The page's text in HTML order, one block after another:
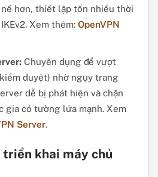
hơn, thiết lập tốn nhiều thời
Xem thêm: OpenVPN
Chuyên dụng để vượt
duyệt) nhờ ngụy trang
dễ bị phát hiện và chặn
gia có tường lửa mạnh. Xem
Server.
triển khai máy chủ